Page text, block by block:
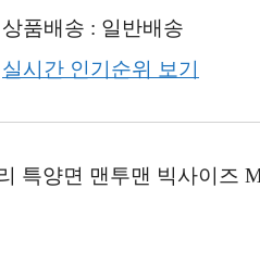
상품배송 : 일반배송
실시간 인기순위 보기
특양면 맨투맨 빅사이즈